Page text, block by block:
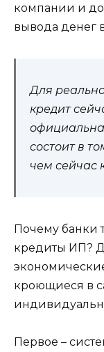
компании и
вывода денег
Для
кредит
состоит в
чем сейчас
Почему банки
кредиты ИП?
кроющиеся в
Первое –